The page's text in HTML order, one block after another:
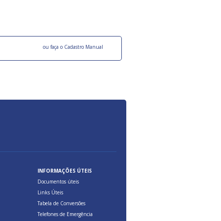
ou faça o Cadastro Manual
INFORMAÇÕES ÚTEIS
Documentos úteis
Links Úteis
Tabela de Conversões
Telefones de Emergência